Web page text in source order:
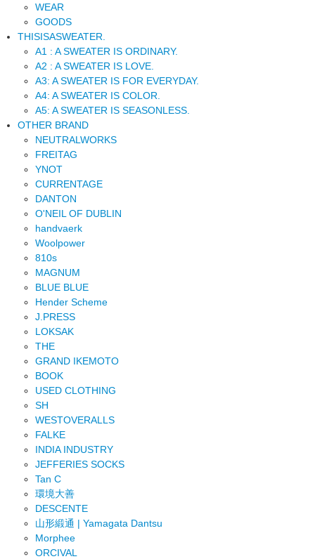
WEAR
GOODS
THISISASWEATER.
A1 : A SWEATER IS ORDINARY.
A2 : A SWEATER IS LOVE.
A3: A SWEATER IS FOR EVERYDAY.
A4: A SWEATER IS COLOR.
A5: A SWEATER IS SEASONLESS.
OTHER BRAND
NEUTRALWORKS
FREITAG
YNOT
CURRENTAGE
DANTON
O'NEIL OF DUBLIN
handvaerk
Woolpower
810s
MAGNUM
BLUE BLUE
Hender Scheme
J.PRESS
LOKSAK
THE
GRAND IKEMOTO
BOOK
USED CLOTHING
SH
WESTOVERALLS
FALKE
INDIA INDUSTRY
JEFFERIES SOCKS
Tan C
環境大善
DESCENTE
山形緞通 | Yamagata Dantsu
Morphee
ORCIVAL